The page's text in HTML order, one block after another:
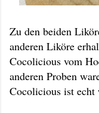
Zu den beiden
anderen Liköre
Cocolicious vom
anderen Proben
Cocolicious ist echt